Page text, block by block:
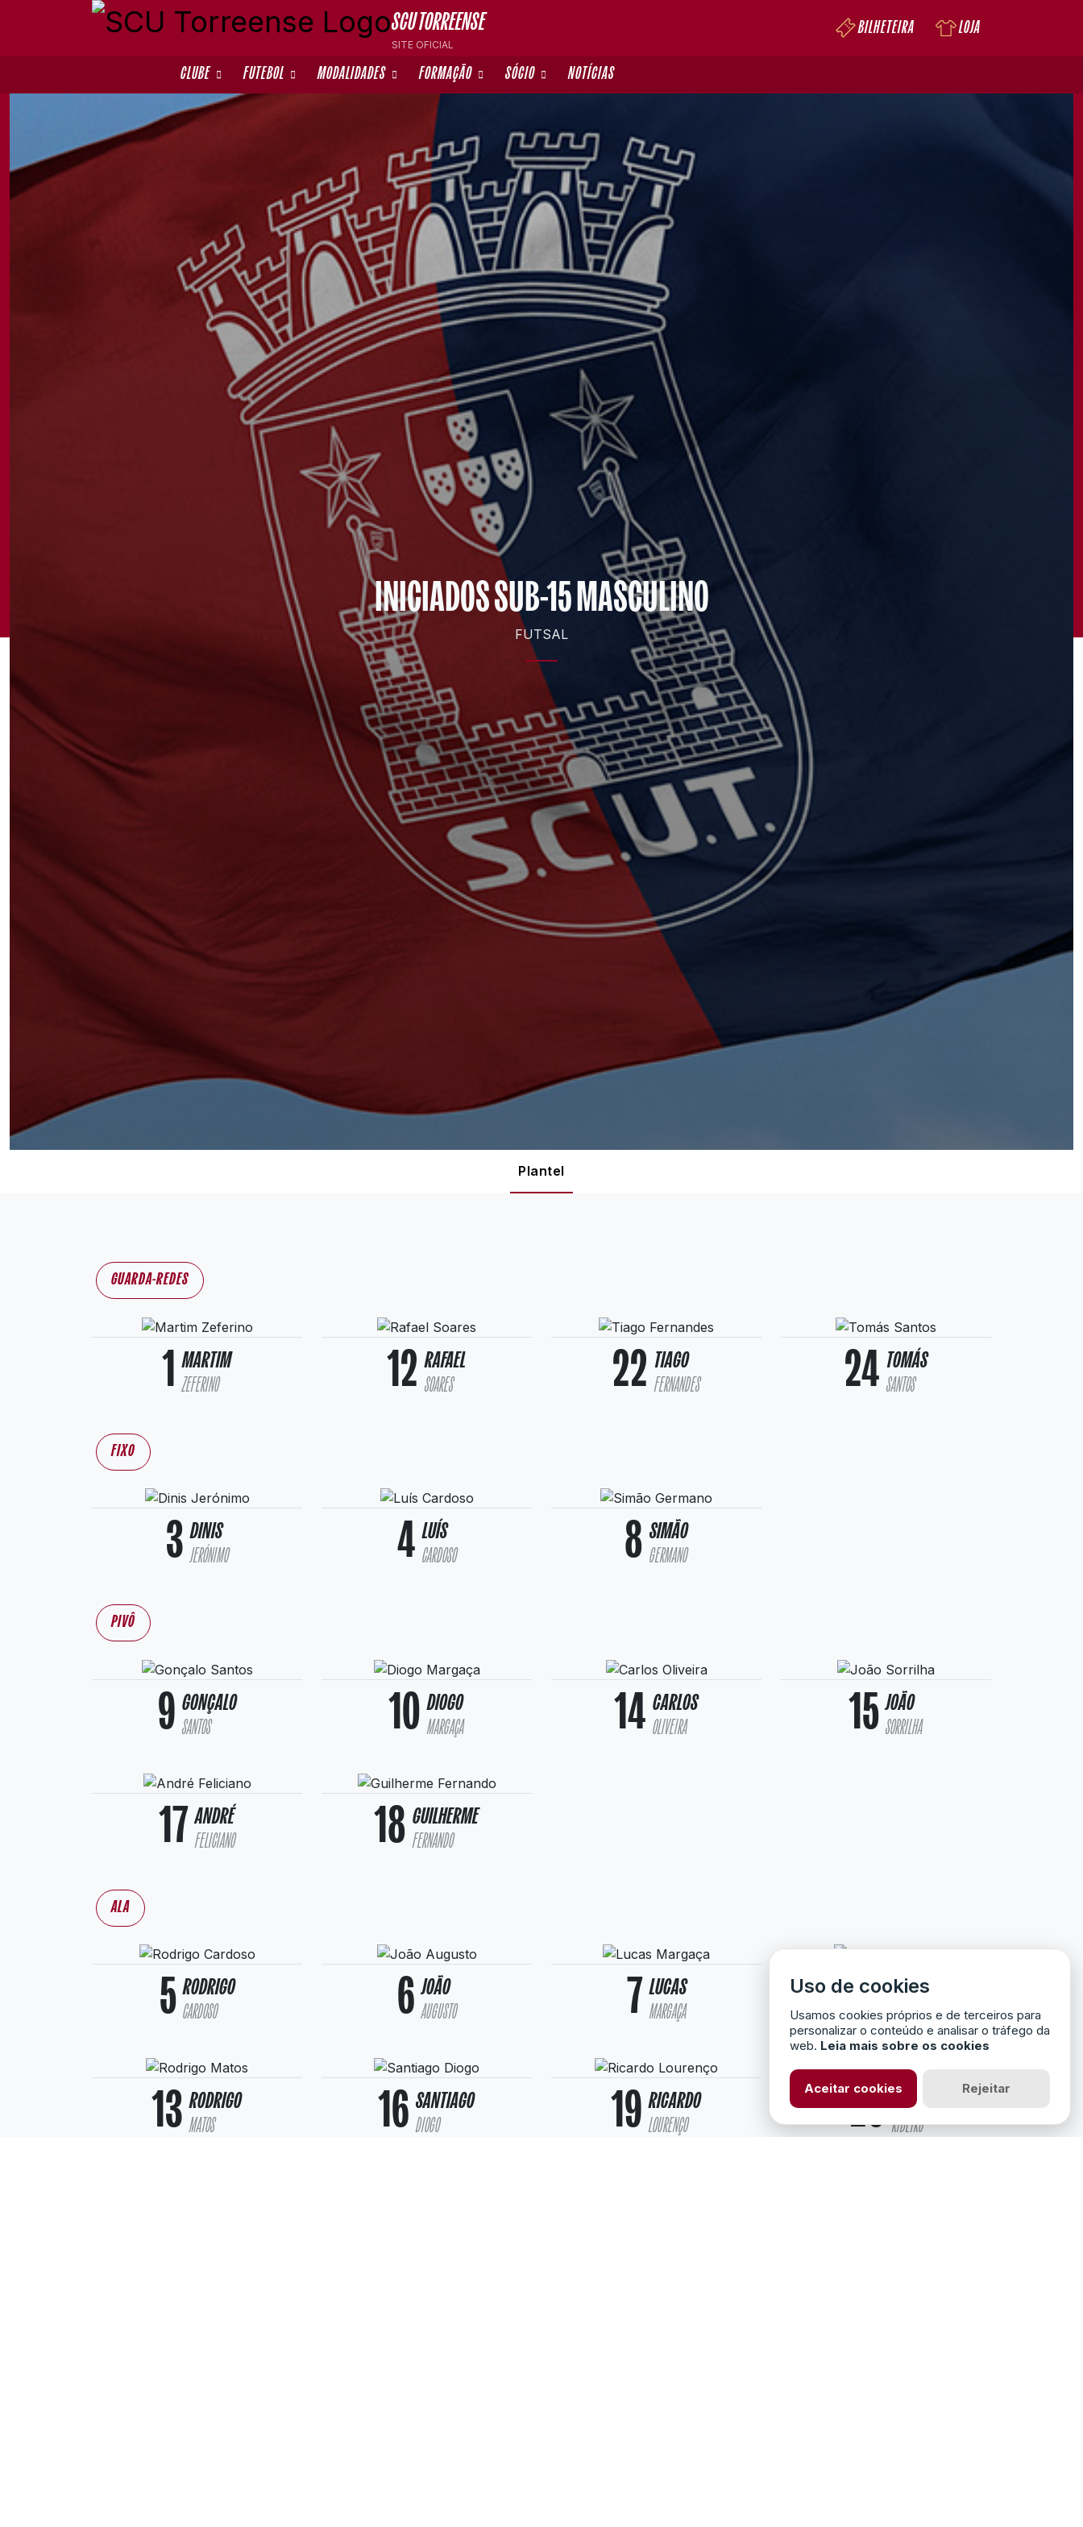
SCU TORREENSE
SITE OFICIAL
BILHETEIRA LOJA
CLUBE FUTEBOL MODALIDADES FORMAÇÃO SÓCIO NOTÍCIAS
INICIADOS SUB-15 MASCULINO
FUTSAL
Plantel
GUARDA-REDES
1 MARTIM
ZEFERINO 12 RAFAEL
SOARES 22 TIAGO
FERNANDES 24 TOMÁS
SANTOS
FIXO
3 DINIS
JERÓNIMO 4 LUÍS
CARDOSO 8 SIMÃO
GERMANO
PIVÔ
9 GONÇALO
SANTOS 10 DIOGO
MARGAÇA 14 CARLOS
OLIVEIRA 15 JOÃO
SORRILHA
17 ANDRÉ
FELICIANO 18 GUILHERME
FERNANDO
ALA
5 RODRIGO
CARDOSO 6 JOÃO
AUGUSTO 7 LUCAS
MARGAÇA 11 MARTIM
FRANCO
13 RODRIGO
MATOS 16 SANTIAGO
DIOGO 19 RICARDO
LOURENÇO 20 JOÃO
RIBEIRO
Uso de cookies
Usamos cookies próprios e de terceiros para
personalizar o conteúdo e analisar o tráfego da
web. Leia mais sobre os cookies
Aceitar cookies Rejeitar